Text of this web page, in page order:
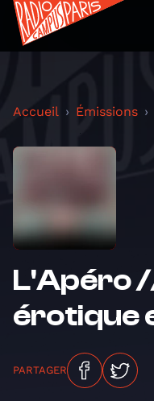
Accueil Émissions
L'Apéro
érotique
PARTAGER